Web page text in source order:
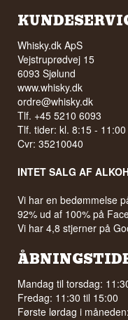
Whisky.dk ApS
Vejstruprødvej 15
6093 Sjølund
www.whisky.dk
ordre@whisky.dk
Tlf. +45 5210 6093
Tlf. tider: kl. 8:15 - 11:00
Cvr: 35210040
INTET SALG AF
Vi har en bedømmelse
92% ud af 100% på
Vi har 4,8 stjerner på
Mandag til torsdag:
Fredag: 11:30 til 15:00
Første lørdag i